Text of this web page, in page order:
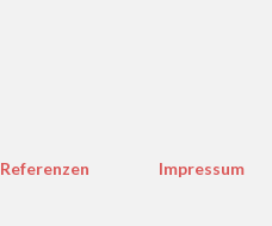
Referenzen Impressum